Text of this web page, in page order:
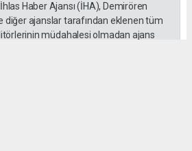
Haber Ajansı (İHA), Demirören
diğer ajanslar tarafından eklenen tüm
müdahalesi olmadan ajans